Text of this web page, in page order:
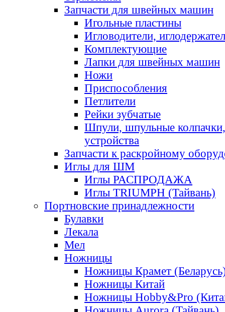
Запчасти для швейных машин
Игольные пластины
Игловодители,
Комплектующие
Лапки для швейных машин
Ножи
Приспособления
Петлители
Рейки зубчатые
Шпули, шпульные
устройства
Запчасти к раскройному
Иглы для ШМ
Иглы РАСПРОДАЖА
Иглы TRIUMPH (Тайвань)
Портновские принадлежности
Булавки
Лекала
Мел
Ножницы
Ножницы Крамет
Ножницы Китай
Ножницы Hobby&Pro